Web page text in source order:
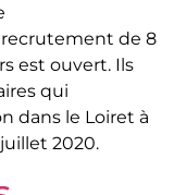
recrutement de 8
est ouvert. Ils
qui
dans le Loiret à
2020.